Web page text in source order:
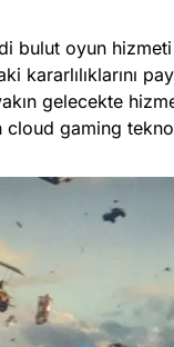
bulut oyun
kararlılıklarını
gelecekte
gaming